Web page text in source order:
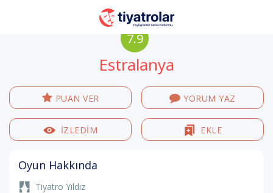
7.9
Estralanya
PUAN VER YORUM YAZ
İZLEDİM EKLE
Oyun Hakkında
Tiyatro Yıldız